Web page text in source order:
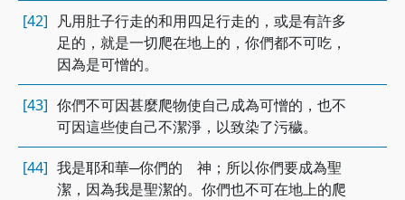
[42] 凡用肚子行走的和用四足行走的，或是有許多
足的，就是一切爬在地上的，你們都不可吃，
因為是可憎的。
[43] 你們不可因甚麼爬物使自己成為可憎的，也不
可因這些使自己不潔淨，以致染了污穢。
[44] 我是耶和華─你們的 神；所以你們要成為聖
潔，因為我是聖潔的。你們也不可在地上的爬